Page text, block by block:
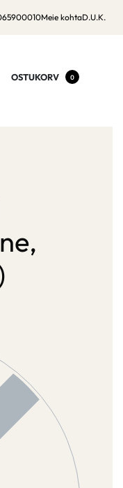
Meie kohtaD.U.K.
OSTUKORV 0